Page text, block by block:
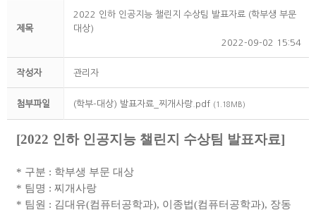
제목
2022 인하 인공지능 챌린지 수상팀 발표자료 (학부생 부문
대상)
2022-09-02 15:54
작성자 관리자
첨부파일 (학부-대상) 발표자료_찌개사랑.pdf (1.18MB)
[2022 인하 인공지능 챌린지 수상팀 발표자료]
* 구분 : 학부생 부문 대상
* 팀명 : 찌개사랑
* 팀원 : 김대유(컴퓨터공학과), 이종법(컴퓨터공학과), 장동